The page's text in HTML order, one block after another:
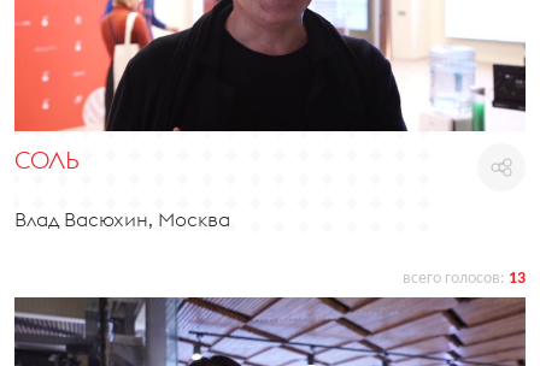
СОЛЬ
Влад Васюхин, Москва
всего голосов: 13